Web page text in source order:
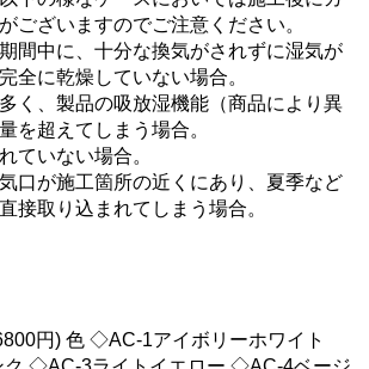
ございますのでご注意ください。
間中に、十分な換気がされずに湿気が
完全に乾燥していない場合。
く、製品の吸放湿機能（商品により異
を超えてしまう場合。
ていない場合。
口が施工箇所の近くにあり、夏季など
接取り込まれてしまう場合。
円) 色 ◇AC-1アイボリーホワイト